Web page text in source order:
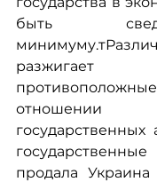
быть
разжигает
отношении
государственных
продала